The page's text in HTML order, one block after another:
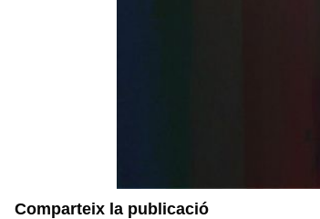
Comparteix la publicació